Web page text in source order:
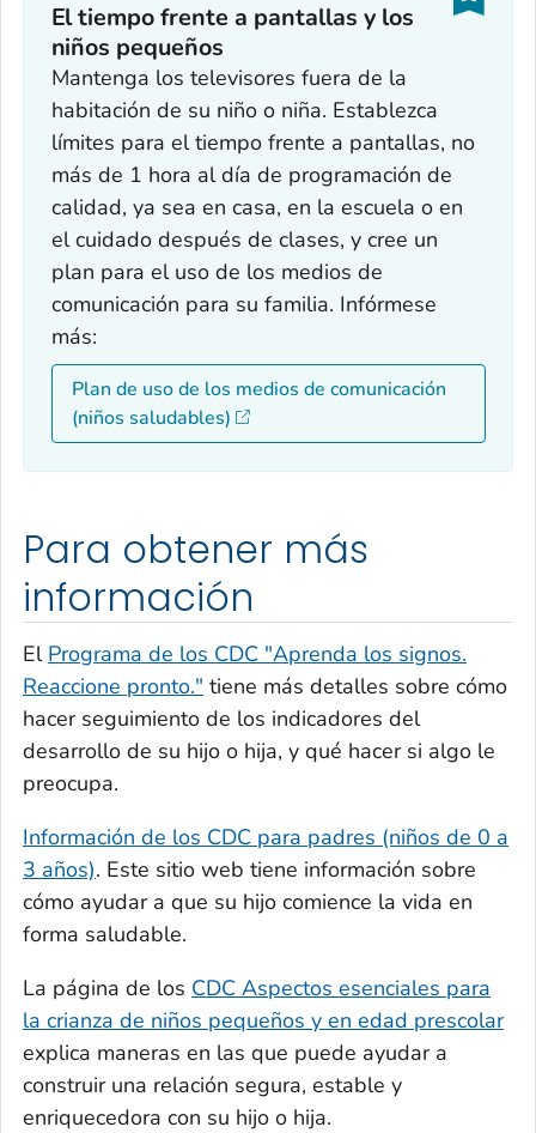
El tiempo frente a pantallas y los
niños pequeños
Mantenga los televisores fuera de la
habitación de su niño o niña. Establezca
límites para el tiempo frente a pantallas, no
más de 1 hora al día de programación de
calidad, ya sea en casa, en la escuela o en
el cuidado después de clases, y cree un
plan para el uso de los medios de
comunicación para su familia. Infórmese
más:
Plan de uso de los medios de comunicación
(niños saludables)
Para obtener más
información
El Programa de los CDC "Aprenda los signos.
Reaccione pronto." tiene más detalles sobre cómo
hacer seguimiento de los indicadores del
desarrollo de su hijo o hija, y qué hacer si algo le
preocupa.
Información de los CDC para padres (niños de 0 a
3 años). Este sitio web tiene información sobre
cómo ayudar a que su hijo comience la vida en
forma saludable.
La página de los CDC Aspectos esenciales para
la crianza de niños pequeños y en edad prescolar
explica maneras en las que puede ayudar a
construir una relación segura, estable y
enriquecedora con su hijo o hija.